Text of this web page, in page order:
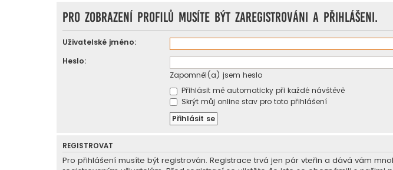
Pro zobrazení profilů musíte být zaregistrováni a přihlášeni.
Uživatelské jméno:
Heslo:
Zapomněl(a) jsem heslo
Přihlásit mě automaticky při každé návštěvě
Skrýt můj online stav pro toto přihlášení
REGISTROVAT
Pro přihlášení musíte být registrován. Registrace trvá jen pár vteřin a dává vám